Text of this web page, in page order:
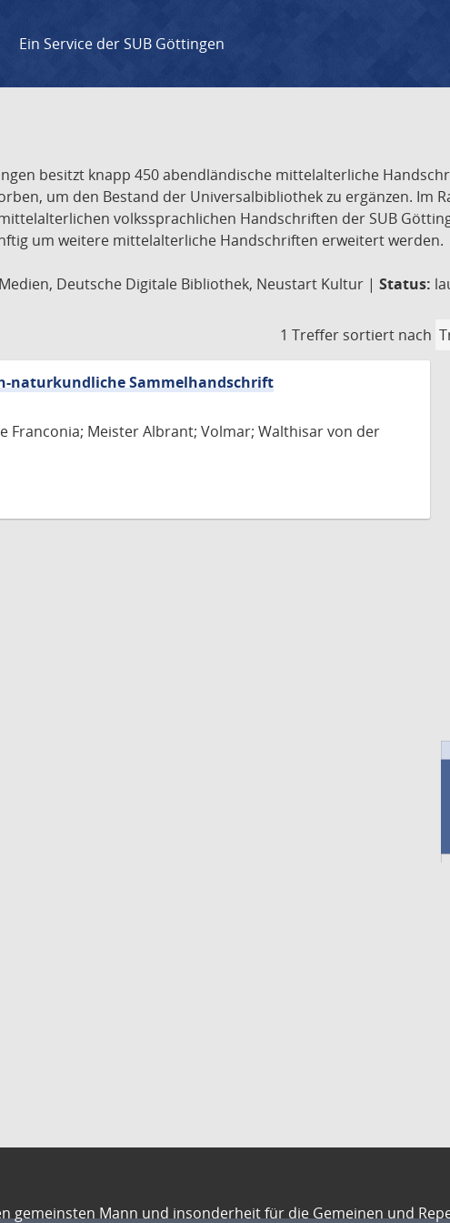
Ein Service der SUB Göttingen
besitzt knapp 450 abendländische mittelalterliche
um den Bestand der Universalbibliothek zu ergänzen. Im
volkssprachlichen Handschriften der SUB
um weitere mittelalterliche Handschriften erweitert werden.
Deutsche Digitale Bibliothek, Neustart Kultur | Status:
1 Treffer sortiert nach
naturkundliche Sammelhandschrift
Franconia; Meister Albrant; Volmar; Walthisar von der
gemeinsten Mann und insonderheit für die Gemeinen und